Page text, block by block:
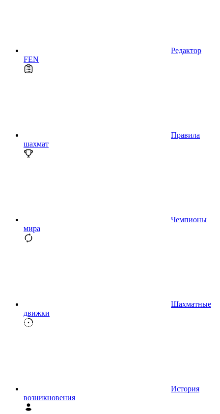
Редактор
FEN
Правила
шахмат
Чемпионы
мира
Шахматные
движки
История
возникновения